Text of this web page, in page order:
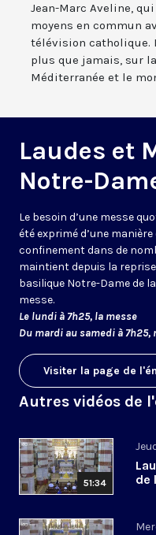
Jean-Marc Aveline,
moyens en commun
télévision catholique.
plus que jamais, sur
Méditerranée et le
Laudes et
Notre-
Le besoin d’une messe
été exprimé d’une
confinement dans de
maintient depuis la
basilique Notre-Dame de
messe.
Le lundi à 7h25, la messe
Du mardi au samedi à
Visiter la page de
Autres vidéos de
51:34
de